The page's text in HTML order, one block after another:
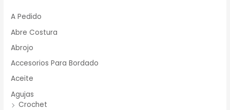
A Pedido
Abre Costura
Abrojo
Accesorios Para Bordado
Aceite
Agujas
Crochet